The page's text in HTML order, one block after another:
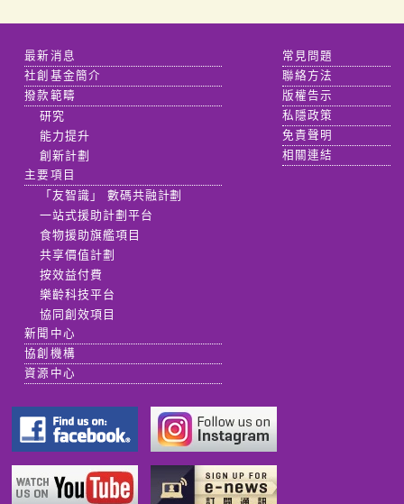
最新消息
社創基金簡介
撥款範疇
研究
能力提升
創新計劃
主要項目
「友智識」 數碼共融計劃
一站式援助計劃平台
食物援助旗艦項目
共享價值計劃
按效益付費
樂齡科技平台
協同創效項目
新聞中心
協創機構
資源中心
常見問題
聯絡方法
版權告示
私隱政策
免責聲明
相關連結